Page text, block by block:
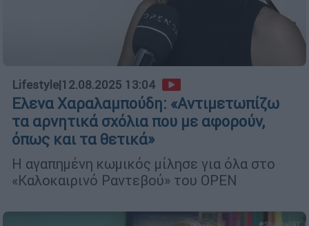
Lifestyle|12.08.2025 13:04
Ελενα Χαραλαμπούδη: «Αντιμετωπίζω
τα αρνητικά σχόλια που με αφορούν,
όπως και τα θετικά»
Η αγαπημένη κωμικός μίλησε για όλα στο
«Καλοκαιρινό Ραντεβού» του OPEN